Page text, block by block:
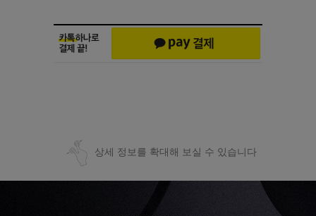
상세 정보를 확대해 보실 수 있습니다